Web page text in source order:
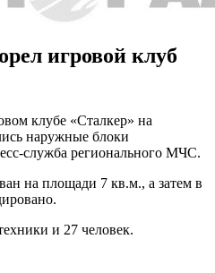
игровой клуб
клубе «Сталкер» на
наружные блоки
служба регионального МЧС.
на площади 7 кв.м., а затем в
и 27 человек.